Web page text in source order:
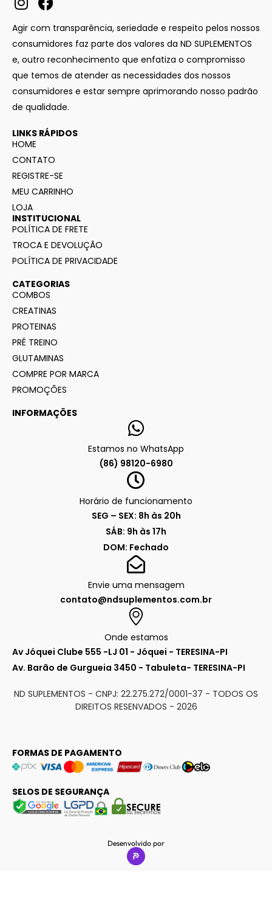
Agir com transparência, seriedade e respeito pelos nossos
consumidores faz parte dos valores da ND SUPLEMENTOS
e, outro reconhecimento que enfatiza o compromisso
que temos de atender as necessidades dos nossos
consumidores e estar sempre aprimorando nosso padrão
de qualidade.
LINKS RÁPIDOS
HOME
CONTATO
REGISTRE-SE
MEU CARRINHO
LOJA
INSTITUCIONAL
POLÍTICA DE FRETE
TROCA E DEVOLUÇÃO
POLÍTICA DE PRIVACIDADE
CATEGORIAS
COMBOS
CREATINAS
PROTEINAS
PRÉ TREINO
GLUTAMINAS
COMPRE POR MARCA
PROMOÇÕES
INFORMAÇÕES
Estamos no WhatsApp
(86) 98120-6980
Horário de funcionamento
SEG – SEX: 8h às 20h
SÁB: 9h às 17h
DOM: Fechado
Envie uma mensagem
contato@ndsuplementos.com.br
Onde estamos
Av Jóquei Clube 555 -LJ 01 - Jóquei - TERESINA-PI
Av. Barão de Gurgueia 3450 - Tabuleta- TERESINA-PI
ND SUPLEMENTOS - CNPJ: 22.275.272/0001-37 - TODOS OS
DIREITOS RESENVADOS - 2026
FORMAS DE PAGAMENTO
SELOS DE SEGURANÇA
Desenvolvido por